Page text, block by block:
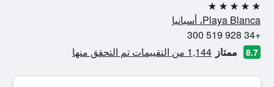
5 نجوم
Playa Blanca، أسبانيا
+34 928 519 300
8.7 ممتاز 1,144 من التقييمات تم التحقق منها